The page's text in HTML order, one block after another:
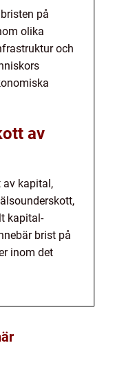
på
olika
och
av
av kapital,
kapital-
brist på
inom det